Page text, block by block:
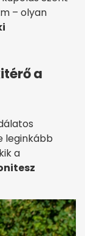
– olyan
a
leginkább
a